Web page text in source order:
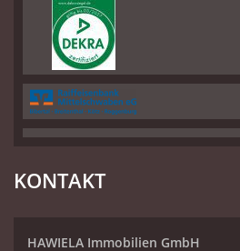
KONTAKT
HAWIELA Immobilien GmbH